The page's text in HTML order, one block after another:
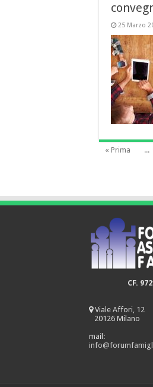
25 Marzo
« Prima ...
CF.
Viale Affori, 12
20126 Milano
mail: